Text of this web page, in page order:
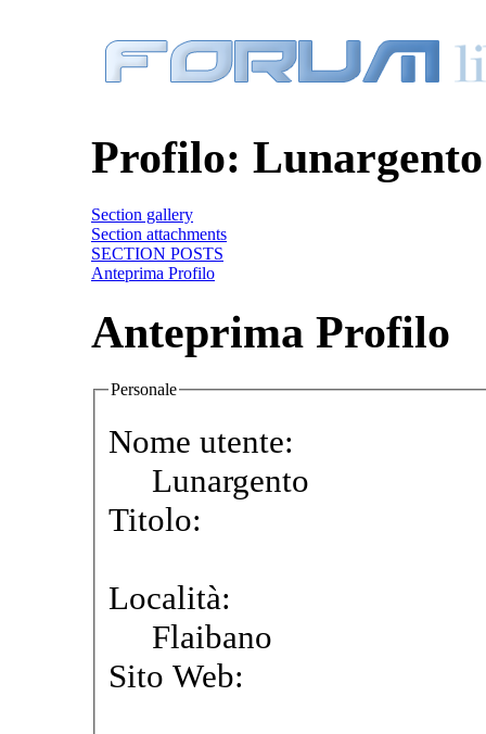
Profilo: Lunargento
Section gallery
Section attachments
SECTION POSTS
Anteprima Profilo
Anteprima Profilo
Personale
Nome utente:
Lunargento
Titolo:
Località:
Flaibano
Sito Web: